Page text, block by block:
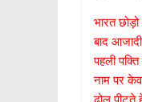
भारत
बाद
पहली
नाम पर
ढोल